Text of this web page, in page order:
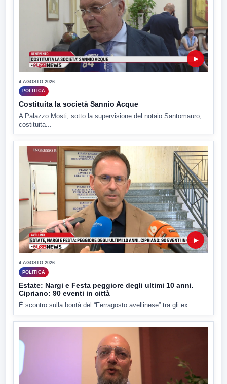
▶
4 AGOSTO 2026
POLITICA
Costituita la società Sannio Acque
A Palazzo Mosti, sotto la supervisione del notaio Santomauro,
costituita...
▶
4 AGOSTO 2026
POLITICA
Estate: Nargi e Festa peggiore degli ultimi 10 anni.
Cipriano: 90 eventi in città
È scontro sulla bontà del “Ferragosto avellinese” tra gli ex...